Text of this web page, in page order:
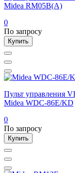
Midea RM05B(A)
0
По запросу
Купить
Пульт управления
Midea WDC-86E/KD
0
По запросу
Купить